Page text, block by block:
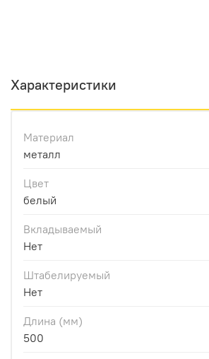
Характеристики
Материал
металл
Цвет
белый
Вкладываемый
Нет
Штабелируемый
Нет
Длина (мм)
500